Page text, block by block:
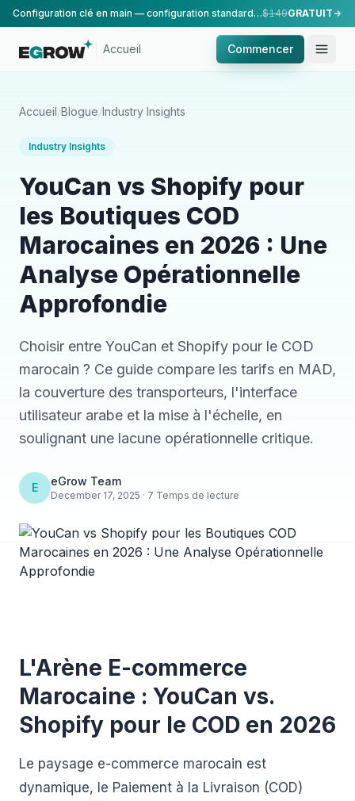
Configuration clé en main — configuration standard, réalisée par notre équipe.$149GRATUIT
Accueil Commencer
Accueil/Blogue/Industry Insights
Industry Insights
YouCan vs Shopify pour
les Boutiques COD
Marocaines en 2026 : Une
Analyse Opérationnelle
Approfondie
Choisir entre YouCan et Shopify pour le COD
marocain ? Ce guide compare les tarifs en MAD,
la couverture des transporteurs, l'interface
utilisateur arabe et la mise à l'échelle, en
soulignant une lacune opérationnelle critique.
E eGrow Team
December 17, 2025 · 7 Temps de lecture
L'Arène E-commerce
Marocaine : YouCan vs.
Shopify pour le COD en 2026
Le paysage e-commerce marocain est
dynamique, le Paiement à la Livraison (COD)